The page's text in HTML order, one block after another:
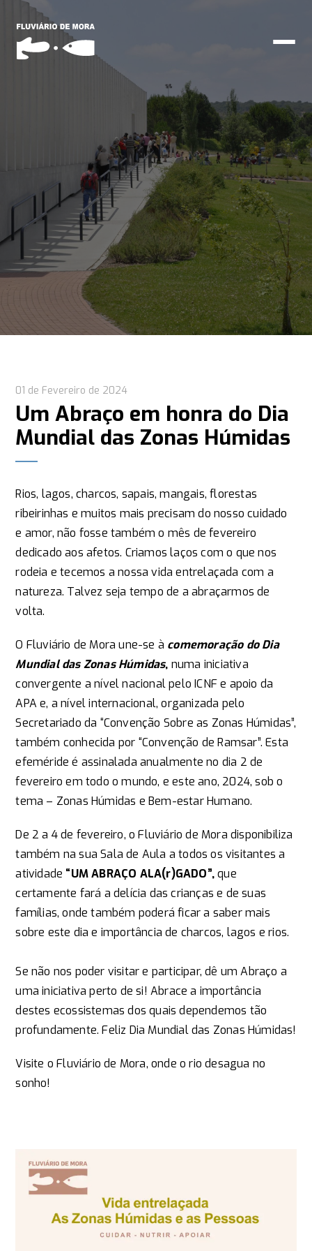
01 de Fevereiro de 2024
Um Abraço em honra do Dia
Mundial das Zonas Húmidas
Rios, lagos, charcos, sapais, mangais, florestas
ribeirinhas e muitos mais precisam do nosso cuidado
e amor, não fosse também o mês de fevereiro
dedicado aos afetos. Criamos laços com o que nos
rodeia e tecemos a nossa vida entrelaçada com a
natureza. Talvez seja tempo de a abraçarmos de
volta.
O Fluviário de Mora une-se à comemoração do Dia
Mundial das Zonas Húmidas, numa iniciativa
convergente a nível nacional pelo ICNF e apoio da
APA e, a nível internacional, organizada pelo
Secretariado da “Convenção Sobre as Zonas Húmidas”,
também conhecida por “Convenção de Ramsar”. Esta
efeméride é assinalada anualmente no dia 2 de
fevereiro em todo o mundo, e este ano, 2024, sob o
tema – Zonas Húmidas e Bem-estar Humano.
De 2 a 4 de fevereiro, o Fluviário de Mora disponibiliza
também na sua Sala de Aula a todos os visitantes a
atividade “UM ABRAÇO ALA(r)GADO”,que
certamente fará a delícia das crianças e de suas
famílias, onde também poderá ficar a saber mais
sobre este dia e importância de charcos, lagos e rios.
Se não nos poder visitar e participar, dê um Abraço a
uma iniciativa perto de si! Abrace a importância
destes ecossistemas dos quais dependemos tão
profundamente. Feliz Dia Mundial das Zonas Húmidas!
Visite o Fluviário de Mora, onde o rio desagua no
sonho!